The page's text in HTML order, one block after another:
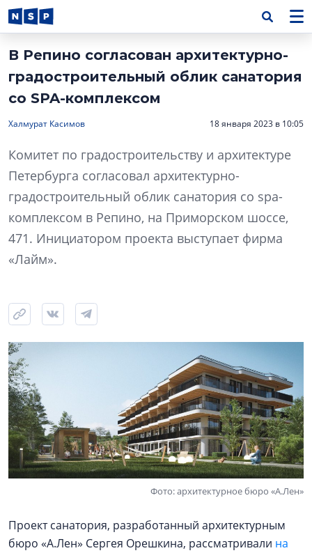
В Репино согласован архитектурно-
градостроительный облик санатория
со SPA-комплексом
Халмурат Касимов 18 января 2023 в 10:05
Комитет по градостроительству и архитектуре
Петербурга согласовал архитектурно-
градостроительный облик санатория со spa-
комплексом в Репино, на Приморском шоссе,
471. Инициатором проекта выступает фирма
«Лайм».
Фото: архитектурное бюро «А.Лен»
Проект санатория, разработанный архитектурным
бюро «А.Лен» Сергея Орешкина, рассматривали на